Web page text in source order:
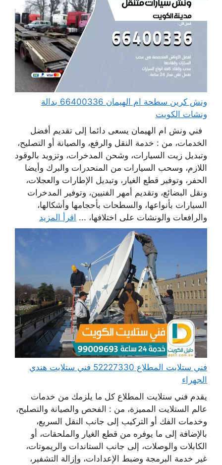
ونش كرين سطحة ام الهيمان 66400336 بدالة
ونشات الكويت
فني ونش ام الهيمان يسعى دائما إلى تقديم أفضل
الخدمات، من : خدمة النقل والرفع، والصيانة أو التصليح،
وتبديل زيت السيارات، وشحن المدخرات، وتزويد بالوقود
اللازم، وسحب السيارات من المنحدرات والبرك وأيضا
الحفر، وتوفير قطع الغيار، وتبديل الإطارات والعجلات،
ونقل البضائع، وتقديم أمهر الفنيين، وتوفير المدخرات
السيارات بأنواعها، والسطحات بأحجامها وأشكالها،
والرافعات والونشات على اختلافها، ... اقرأ المزيد
فني ستلايت المطلاع 52227330 فني ستلايت هندي
الجهراء
يقدم فني ستلايت المطلاع كل ما يلزمك من خدمات
عالم الستلايت المميزة، من : الفحص والصيانة والتصليح،
وخدمات الفك أو التركيب إلى جانب النقل السريع،
بالإضافة إلى ما يوفره من قطع الغيار والملحقات، أو
الكابلات والوصلات، إلى جانب الستاندات والريموتات،
غير خدمة البرمجة وضبط الإعدادات، وإزالة التشفير،